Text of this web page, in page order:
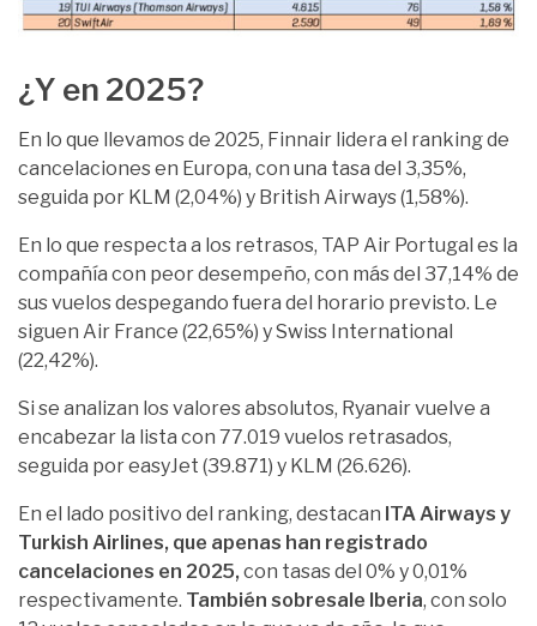
¿Y en 2025?
En lo que llevamos de 2025, Finnair lidera el ranking de
cancelaciones en Europa, con una tasa del 3,35%,
seguida por KLM (2,04%) y British Airways (1,58%).
En lo que respecta a los retrasos, TAP Air Portugal es la
compañía con peor desempeño, con más del 37,14% de
sus vuelos despegando fuera del horario previsto. Le
siguen Air France (22,65%) y Swiss International
(22,42%).
Si se analizan los valores absolutos, Ryanair vuelve a
encabezar la lista con 77.019 vuelos retrasados,
seguida por easyJet (39.871) y KLM (26.626).
En el lado positivo del ranking, destacan ITA Airways y
Turkish Airlines, que apenas han registrado
cancelaciones en 2025, con tasas del 0% y 0,01%
respectivamente. También sobresale Iberia, con solo